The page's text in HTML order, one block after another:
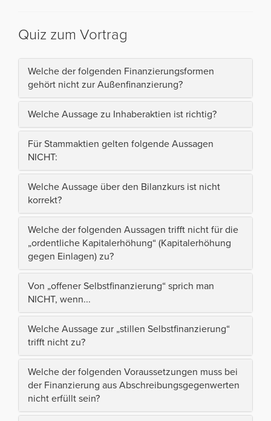
Quiz zum Vortrag
Welche der folgenden Finanzierungsformen
gehört nicht zur Außenfinanzierung?
Welche Aussage zu Inhaberaktien ist richtig?
Für Stammaktien gelten folgende Aussagen
NICHT:
Welche Aussage über den Bilanzkurs ist nicht
korrekt?
Welche der folgenden Aussagen trifft nicht für die
„ordentliche Kapitalerhöhung“ (Kapitalerhöhung
gegen Einlagen) zu?
Von „offener Selbstfinanzierung“ sprich man
NICHT, wenn...
Welche Aussage zur „stillen Selbstfinanzierung“
trifft nicht zu?
Welche der folgenden Voraussetzungen muss bei
der Finanzierung aus Abschreibungsgegenwerten
nicht erfüllt sein?